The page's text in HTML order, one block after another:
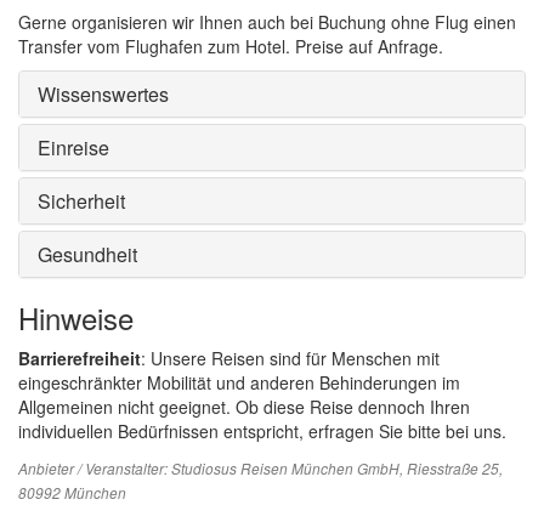
Gerne organisieren wir Ihnen auch bei Buchung ohne Flug einen
Transfer vom Flughafen zum Hotel. Preise auf Anfrage.
Wissenswertes
Einreise
Sicherheit
Gesundheit
Hinweise
Barrierefreiheit: Unsere Reisen sind für Menschen mit
eingeschränkter Mobilität und anderen Behinderungen im
Allgemeinen nicht geeignet. Ob diese Reise dennoch Ihren
individuellen Bedürfnissen entspricht, erfragen Sie bitte bei uns.
Anbieter / Veranstalter:Studiosus Reisen München GmbH, Riesstraße 25,
80992 München